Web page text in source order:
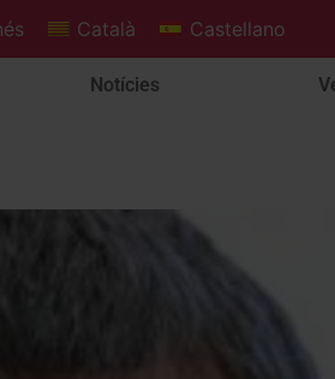
Català Castellano
Notícies